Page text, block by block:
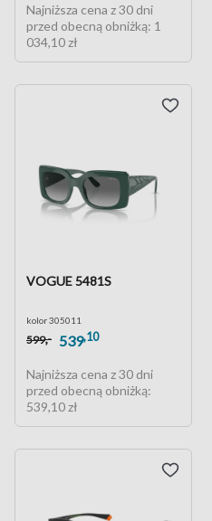
Najniższa cena z 30 dni
przed obecną obniżką: 1
034,10 zł
VOGUE 5481S
kolor 305011
599,- 539,10
Najniższa cena z 30 dni
przed obecną obniżką:
539,10 zł